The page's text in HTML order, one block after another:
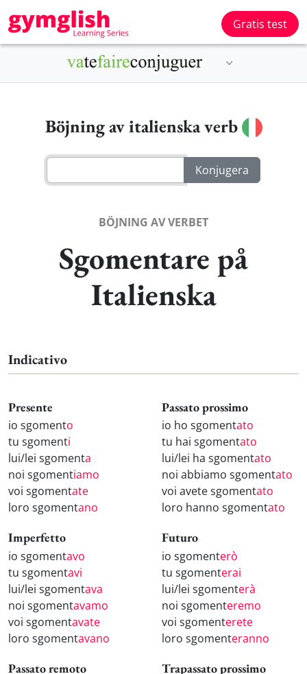
Gratis test
Böjning av italienska verb
BÖJNING AV VERBET
Sgomentare på
Italienska
Indicativo
Presente
io sgomento
tu sgomenti
lui/lei sgomenta
noi sgomentiamo
voi sgomentate
loro sgomentano
Passato prossimo
io ho sgomentato
tu hai sgomentato
lui/lei ha sgomentato
noi abbiamo sgomentato
voi avete sgomentato
loro hanno sgomentato
Imperfetto
io sgomentavo
tu sgomentavi
lui/lei sgomentava
noi sgomentavamo
voi sgomentavate
loro sgomentavano
Futuro
io sgomenterò
tu sgomenterai
lui/lei sgomenterà
noi sgomenteremo
voi sgomenterete
loro sgomenteranno
Passato remoto Trapassato prossimo